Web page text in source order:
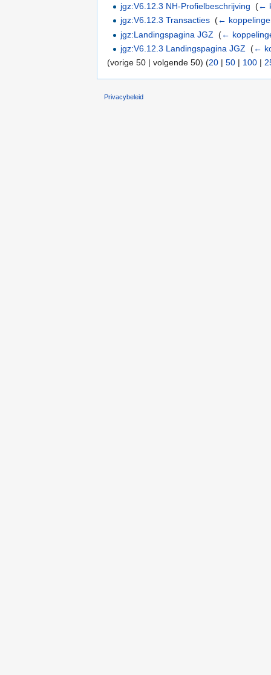
jgz:V6.12.3 NH-Profielbeschrijving ‎(←
jgz:V6.12.3 Transacties ‎(←
jgz:Landingspagina JGZ ‎(←
jgz:V6.12.3 Landingspagina JGZ ‎(←
(vorige 50 | volgende 50) (20 | 50 | 100 |
Privacybeleid